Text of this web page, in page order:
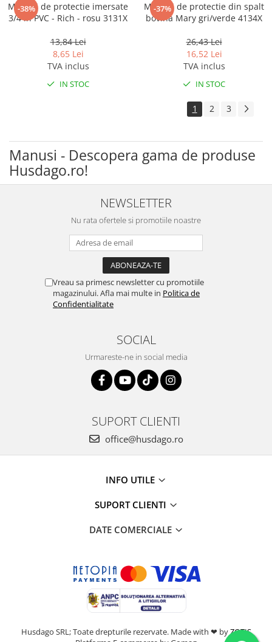
-38%
Manusi de protectie imersate
3/4 in PVC - Rich - rosu 3131X
13,84 Lei
8,65 Lei
TVA inclus
IN STOC
-37%
Manusi de protectie din spalt
bovina Mary gri/verde 4134X
26,43 Lei
16,52 Lei
TVA inclus
IN STOC
1 2 3
Manusi - Descopera gama de produse
Husdago.ro!
NEWSLETTER
Nu rata ofertele si promotiile noastre
Vreau sa primesc newsletter cu promotiile
magazinului. Afla mai multe in Politica de
Confidentialitate
SOCIAL
Urmareste-ne in social media
SUPORT CLIENTI
office@husdago.ro
INFO UTILE
SUPORT CLIENTI
DATE COMERCIALE
Husdago SRL; Toate drepturile rezervate. Made with ❤ byZOTIS